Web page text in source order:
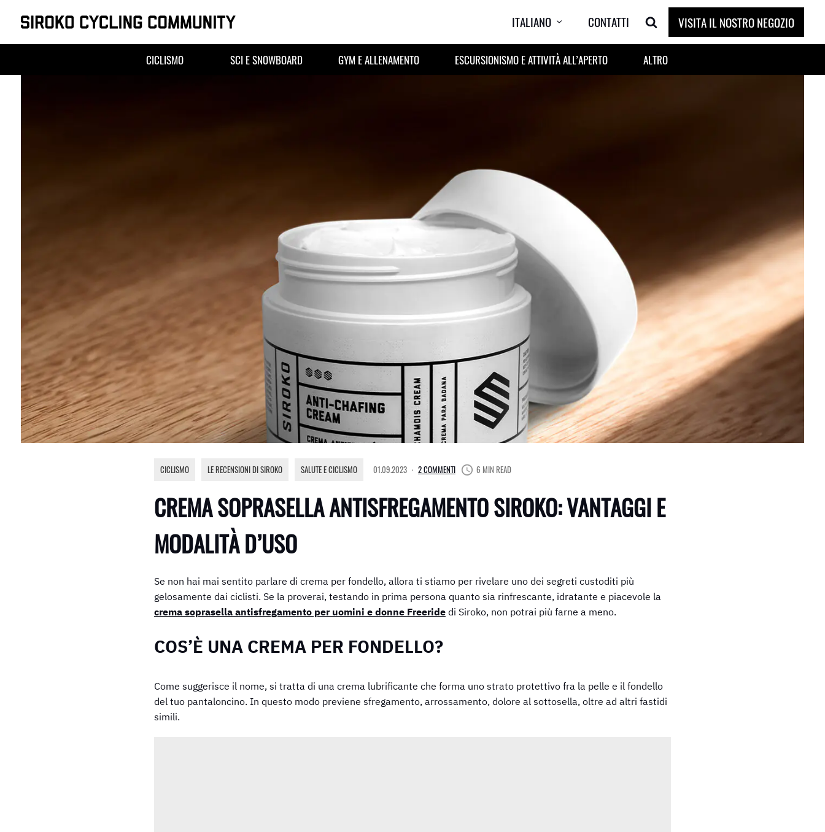
ITALIANO CONTATTI VISITA IL NOSTRO NEGOZIO
CICLISMO SCI E SNOWBOARD GYM E ALLENAMENTO ESCURSIONISMO E ATTIVITÀ ALL’APERTO ALTRO
CREMA SOPRASELLA ANTISFREGAMENTO SIROKO: VANTAGGI E
MODALITÀ D’USO
CICLISMO LE RECENSIONI DI SIROKO SALUTE E CICLISMO 01.09.2023 2 COMMENTI 6 MIN READ
Se non hai mai sentito parlare di crema per fondello, allora ti stiamo per rivelare uno dei segreti custoditi più
gelosamente dai ciclisti. Se la proverai, testando in prima persona quanto sia rinfrescante, idratante e piacevole la
crema soprasella antisfregamento per uomini e donne Freeridedi Siroko, non potrai più farne a meno.
COS’È UNA CREMA PER FONDELLO?
Come suggerisce il nome, si tratta di una crema lubrificante che forma uno strato protettivo fra la pelle e il fondello
del tuo pantaloncino. In questo modo previene sfregamento, arrossamento, dolore al sottosella, oltre ad altri fastidi
simili.